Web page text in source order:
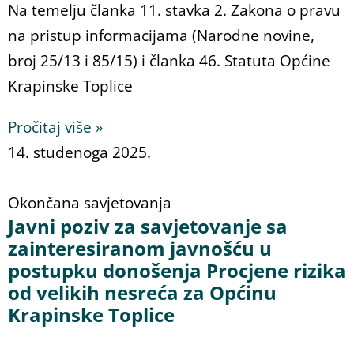
Na temelju članka 11. stavka 2. Zakona o pravu
na pristup informacijama (Narodne novine,
broj 25/13 i 85/15) i članka 46. Statuta Općine
Krapinske Toplice
Pročitaj više »
14. studenoga 2025.
Okončana savjetovanja
Javni poziv za savjetovanje sa
zainteresiranom javnošću u
postupku donošenja Procjene rizika
od velikih nesreća za Općinu
Krapinske Toplice